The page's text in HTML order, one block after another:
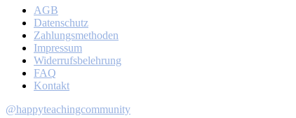
AGB
Datenschutz
Zahlungsmethoden
Impressum
Widerrufsbelehrung
FAQ
Kontakt
@happyteachingcommunity